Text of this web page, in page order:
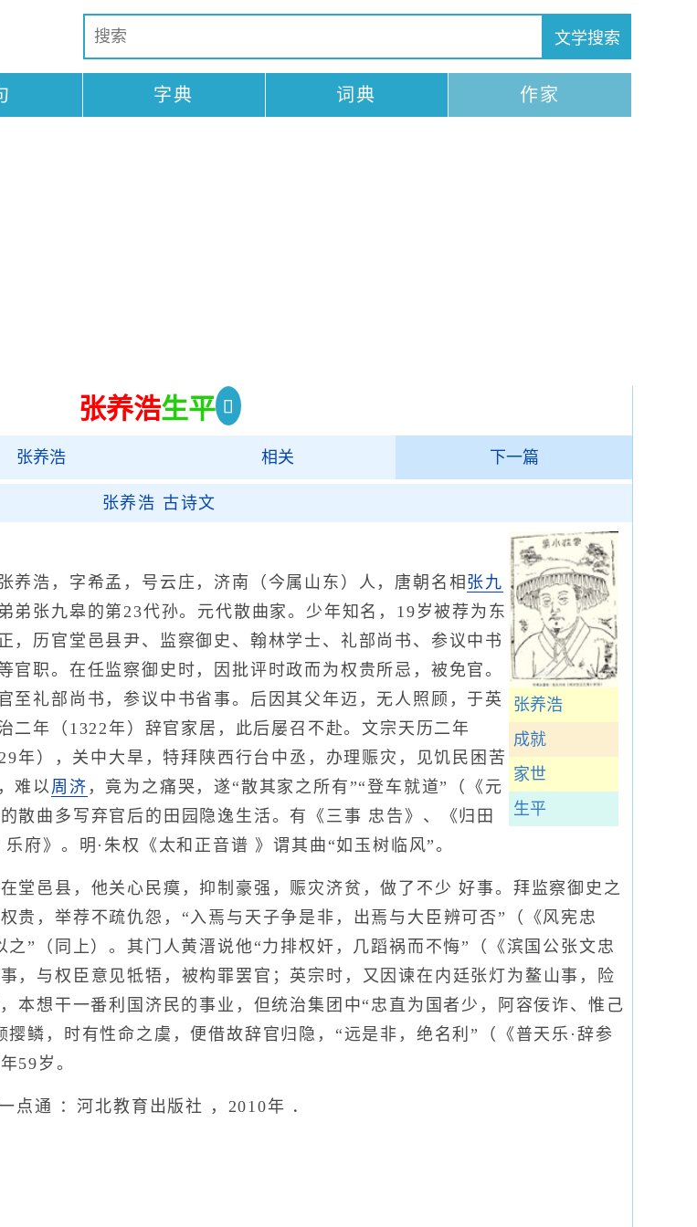
字典 词典 作家
张养浩生平
张养浩 相关 下一篇
张养浩 古诗文
张养浩
成就
家世
生平
浩，字希孟，号云庄，济南（今属山东）人，唐朝名相 张九
弟张九皋的第23代孙。元代散曲家。少年知名，19岁被荐为东
，历官堂邑县尹、监察御史、翰林学士、礼部尚书、参议中书
官职。在任监察御史时，因批评时政而为权贵所忌，被免官。
至礼部尚书，参议中书省事。后因其父年迈，无人照顾，于英
二年（1322年）辞官家居，此后屡召不赴。文宗天历二年
年），关中大旱，特拜陕西行台中丞，办理赈灾，见饥民困苦
难以 周济 ，竟为之痛哭，遂“散其家之所有”“登车就道”（《元
散曲多写弃官后的田园隐逸生活。有《三事 忠告》、《归田
府》。明·朱权《太和正音谱 》谓其曲“如玉树临风”。
邑县，他关心民瘼，抑制豪强，赈灾济贫，做了不少 好事。拜监察御史之
贵，举荐不疏仇怨，“入焉与天子争是非，出焉与大臣辨可否”（《风宪忠
”（同上）。其门人黄溍说他“力排权奸，几蹈祸而不悔”（《滨国公张文忠
，与权臣意见牴牾，被构罪罢官；英宗时，又因谏在内廷张灯为鳌山事，险
本想干一番利国济民的事业，但统治集团中“忠直为国者少，阿容佞诈、惟己
鳞，时有性命之虞，便借故辞官归隐，“远是非，绝名利”（《普天乐·辞参
59岁。
点通 ：河北教育出版社 ，2010年 ．